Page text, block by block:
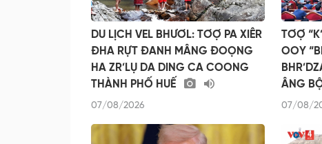
DU LỊCH VEL BHƯƠL: TƠỢ PA XIÊR
ĐHA RỰT ĐANH MÂNG ĐOỌNG
HA ZR’LỤ DA DING CA COONG
THÀNH PHỐ HUẾ
07/08/2026
TƠỢ
OOY
ÂNG
07/08/